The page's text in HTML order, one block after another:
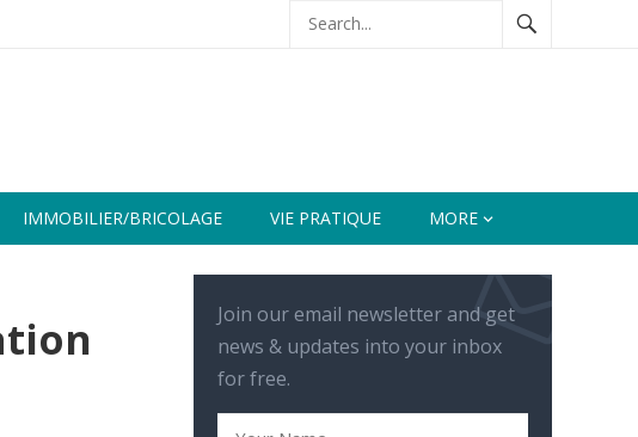
IMMOBILIER/BRICOLAGE VIE PRATIQUE MORE
Join our email newsletter and get
news & updates into your inbox
for free.